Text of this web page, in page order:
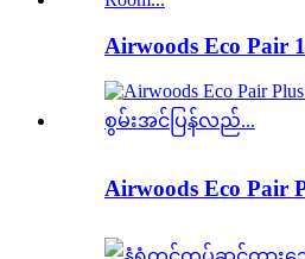
Airwoods Eco Pair
Airwoods Eco Pair